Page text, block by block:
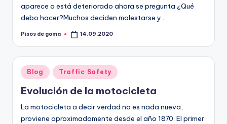
aparece o está deteriorado ahora se pregunta ¿Qué
debo hacer?Muchos deciden molestarse y…
Publicado
Pisos de goma 14.09.2020
Publicado
en
Blog Traffic Safety
Evolución de la motocicleta
La motocicleta a decir verdad no es nada nueva,
proviene aproximadamente desde el año 1870. El primer